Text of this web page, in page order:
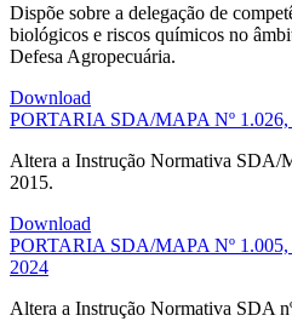
Dispõe sobre a delegação de
biológicos e riscos químicos no
Defesa Agropecuária.
Download
PORTARIA SDA/MAPA Nº
Altera a Instrução Normativa SDA/
2015.
Download
PORTARIA SDA/MAPA Nº
2024
Altera a Instrução Normativa SDA